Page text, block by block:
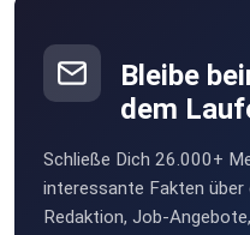
Bleibe
dem
Schließe Dich 26.000+
interessante Fakten
Redaktion, Job-